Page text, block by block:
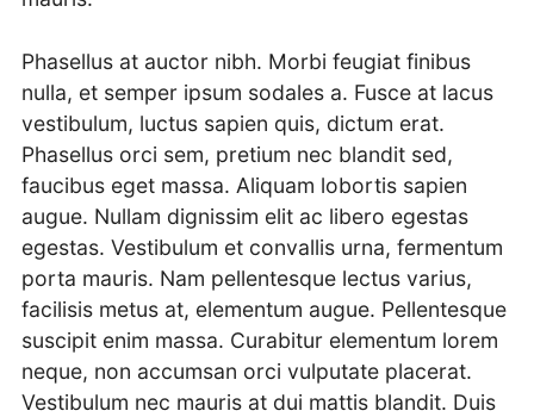
Phasellus at auctor nibh. Morbi feugiat finibus
nulla, et semper ipsum sodales a. Fusce at lacus
vestibulum, luctus sapien quis, dictum erat.
Phasellus orci sem, pretium nec blandit sed,
faucibus eget massa. Aliquam lobortis sapien
augue. Nullam dignissim elit ac libero egestas
egestas. Vestibulum et convallis urna, fermentum
porta mauris. Nam pellentesque lectus varius,
facilisis metus at, elementum augue. Pellentesque
suscipit enim massa. Curabitur elementum lorem
neque, non accumsan orci vulputate placerat.
Vestibulum nec mauris at dui mattis blandit. Duis